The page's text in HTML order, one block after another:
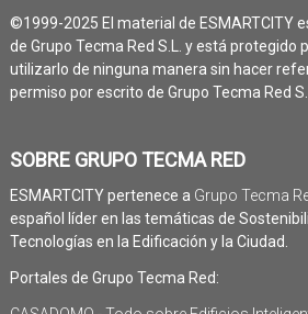
©1999-2025 El material de ESMARTCITY
de Grupo Tecma Red S.L. y está protegido
utilizarlo de ninguna manera sin hacer
permiso por escrito de Grupo Tecma Red
SOBRE GRUPO TECMA RED
ESMARTCITY pertenece a Grupo Tecma
español líder en las temáticas de
Tecnologías en la Edificación y la Ciudad.
Portales de Grupo Tecma Red: